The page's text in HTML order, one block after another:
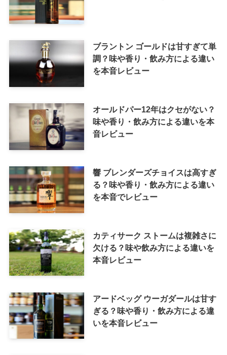
ブラントン ゴールドは甘すぎて単
調？味や香り・飲み方による違い
を本音レビュー
オールドパー12年はクセがない？
味や香り・飲み方による違いを本
音レビュー
響 ブレンダーズチョイスは高すぎ
る？味や香り・飲み方による違い
を本音でレビュー
カティサーク ストームは複雑さに
欠ける？味や飲み方による違いを
本音レビュー
アードベッグ ウーガダールは甘す
ぎる？味や香り・飲み方による違
いを本音レビュー